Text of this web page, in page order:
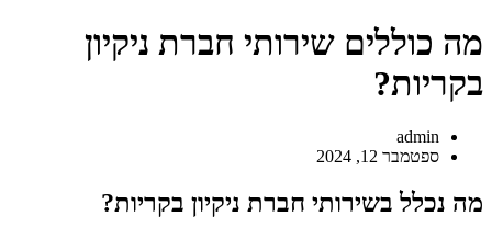
מה כוללים שירותי חברת ניקיון
בקריות?
admin
ספטמבר 12, 2024
מה נכלל בשירותי חברת ניקיון בקריות?